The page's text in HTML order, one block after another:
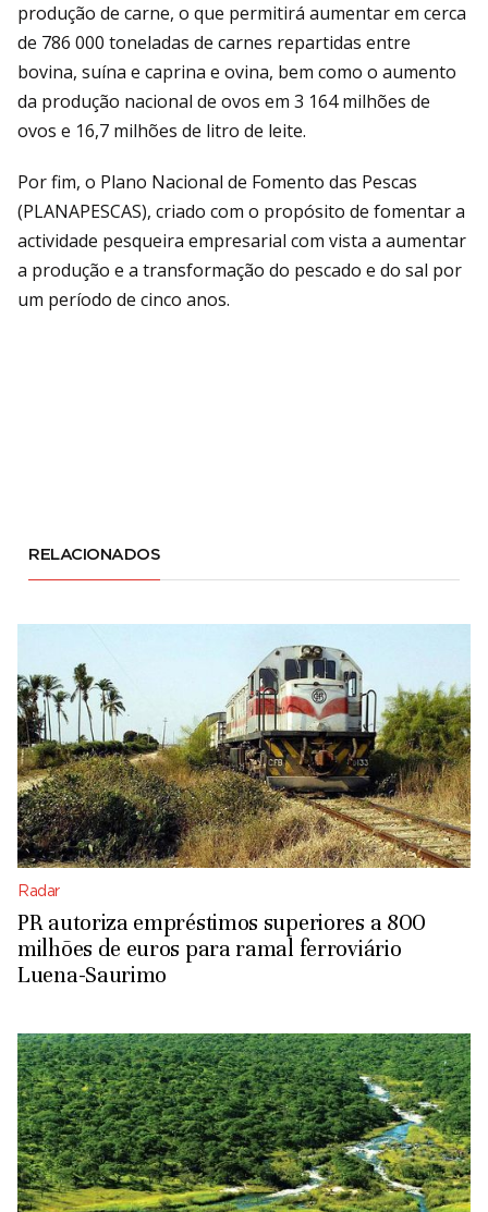
produção de carne, o que permitirá aumentar em cerca
de 786 000 toneladas de carnes repartidas entre
bovina, suína e caprina e ovina, bem como o aumento
da produção nacional de ovos em 3 164 milhões de
ovos e 16,7 milhões de litro de leite.
Por fim, o Plano Nacional de Fomento das Pescas
(PLANAPESCAS), criado com o propósito de fomentar a
actividade pesqueira empresarial com vista a aumentar
a produção e a transformação do pescado e do sal por
um período de cinco anos.
RELACIONADOS
Radar
PR autoriza empréstimos superiores a 800
milhões de euros para ramal ferroviário
Luena-Saurimo